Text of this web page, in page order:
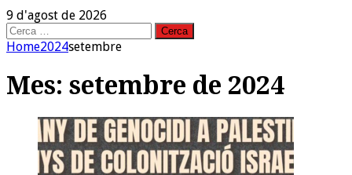
9 d'agost de 2026
Cerca:
Home2024setembre
Mes: setembre de 2024